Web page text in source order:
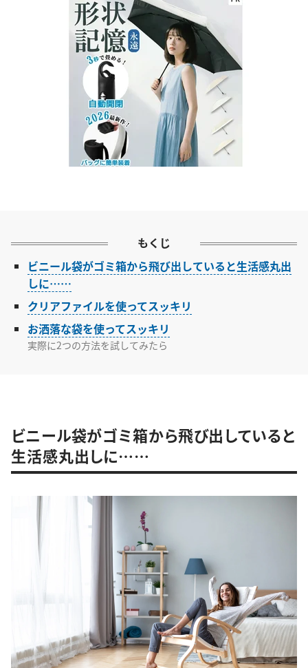
もくじ
ビニール袋がゴミ箱から飛び出していると生活感丸出
しに……
クリアファイルを使ってスッキリ
お洒落な袋を使ってスッキリ
実際に2つの方法を試してみたら
ビニール袋がゴミ箱から飛び出していると
生活感丸出しに……